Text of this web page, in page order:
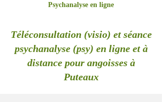
Psychanalyse en ligne
Téléconsultation (visio) et séance
psychanalyse (psy) en ligne et à
distance pour angoisses à
Puteaux